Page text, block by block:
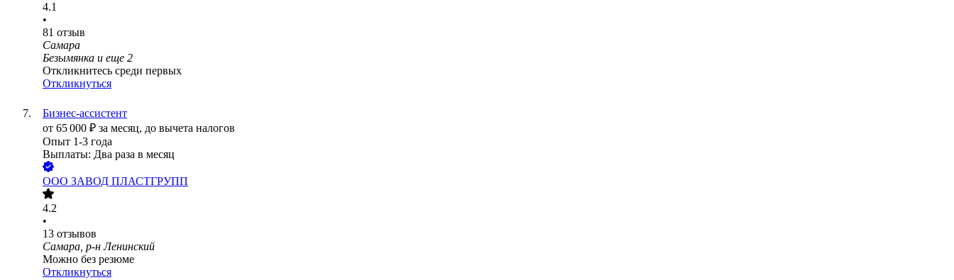
4.1
•
81 отзыв
Самара
Безымянка и еще 2
Откликнитесь среди первых
Откликнуться
Бизнес-ассистент
от 65 000 ₽ за месяц, до вычета налогов
Опыт 1-3 года
Выплаты: Два раза в месяц
ООО ЗАВОД ПЛАСТГРУПП
4.2
•
13 отзывов
Самара, р-н Ленинский
Можно без резюме
Откликнуться